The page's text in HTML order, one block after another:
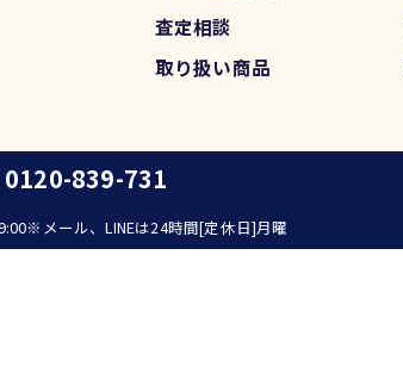
0120-839-731
メール、LINEは24時間[定休日]月曜
査定相談
取り扱い商品